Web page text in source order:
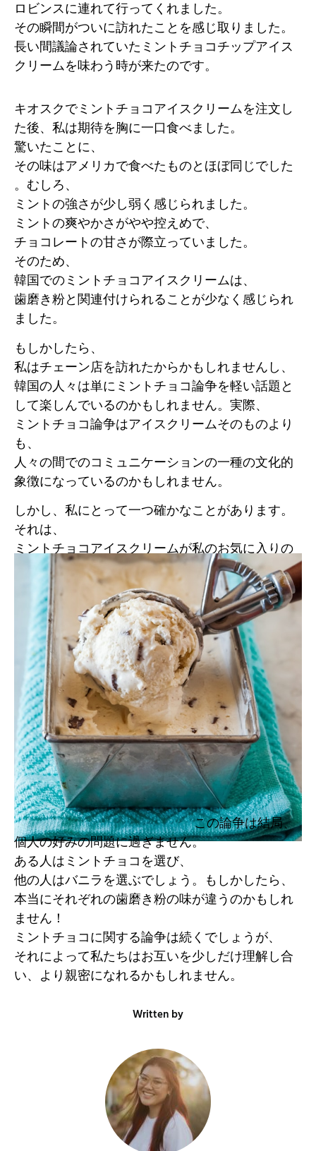
ロビンスに連れて行ってくれました。
その瞬間がついに訪れたことを感じ取りました。
長い間議論されていたミントチョコチップアイス
クリームを味わう時が来たのです。
キオスクでミントチョコアイスクリームを注文し
た後、私は期待を胸に一口食べました。
驚いたことに、
その味はアメリカで食べたものとほぼ同じでした
。むしろ、
ミントの強さが少し弱く感じられました。
ミントの爽やかさがやや控えめで、
チョコレートの甘さが際立っていました。
そのため、
韓国でのミントチョコアイスクリームは、
歯磨き粉と関連付けられることが少なく感じられ
ました。
もしかしたら、
私はチェーン店を訪れたからかもしれませんし、
韓国の人々は単にミントチョコ論争を軽い話題と
して楽しんでいるのかもしれません。実際、
ミントチョコ論争はアイスクリームそのものより
も、
人々の間でのコミュニケーションの一種の文化的
象徴になっているのかもしれません。
しかし、私にとって一つ確かなことがあります。
それは、
ミントチョコアイスクリームが私のお気に入りの
フレーバーの一つであり続けるということです。
たとえどれだけ多くの人がそれを
「歯磨き粉の味」と主張してもです。
この論争は結局、
個人の好みの問題に過ぎません。
ある人はミントチョコを選び、
他の人はバニラを選ぶでしょう。もしかしたら、
本当にそれぞれの歯磨き粉の味が違うのかもしれ
ません！
ミントチョコに関する論争は続くでしょうが、
それによって私たちはお互いを少しだけ理解し合
い、より親密になれるかもしれません。
Written by